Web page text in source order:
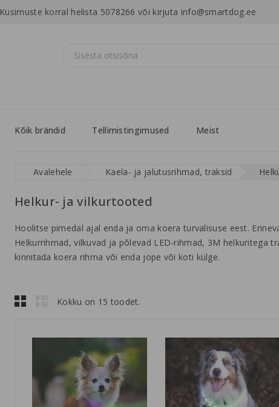
Küsimuste korral helista 5078266 või kirjuta info@smartdog.ee
Kõik brändid Tellimistingimused Meist
Avalehele Kaela- ja jalutusrihmad, traksid
Helkur- ja vilkurtooted
Hoolitse pimedal ajal enda ja oma koera turvalisuse eest.
Helkurrihmad, vilkuvad ja põlevad LED-rihmad, 3M helkuritega
kinnitada koera rihma või enda jope või koti külge.
Kokku on 15 toodet.